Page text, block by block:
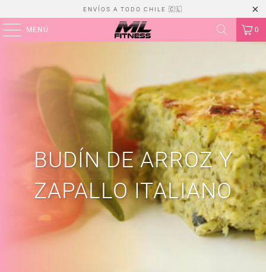
ENVÍOS A TODO CHILE 🇨🇱
MENÚ 0
BUDÍN DE ARROZ Y
ZAPALLO ITALIANO